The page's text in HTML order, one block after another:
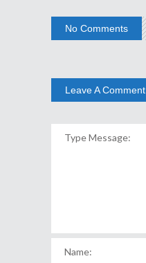
No Comments
Leave A Comment